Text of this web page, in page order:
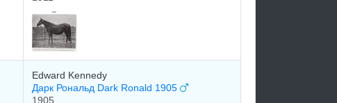
Edward Kennedy
Дарк Рональд Dark Ronald 1905
1905